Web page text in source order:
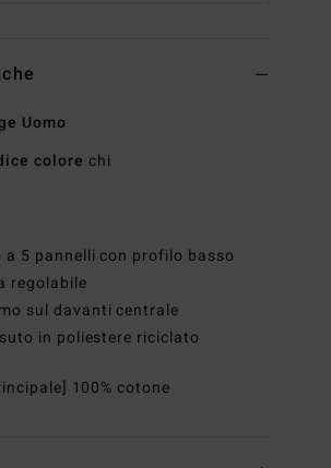
Uomo
colore chi
a 5 pannelli con profilo basso
regolabile
sul davanti centrale
in poliestere riciclato
100% cotone